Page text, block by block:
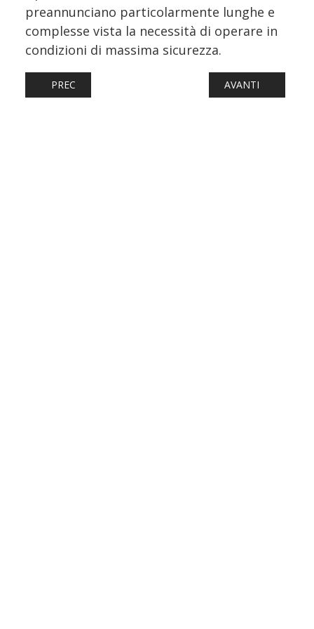
preannunciano particolarmente lunghe e
complesse vista la necessità di operare in
condizioni di massima sicurezza.
ARTICOLO PRECEDENTE: FERROVIA ROMA-VITERBO,
PREC ARTICOLO
AVANTI